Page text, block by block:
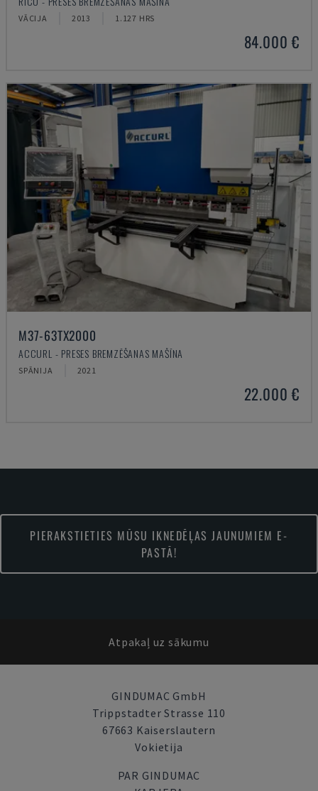
VĀCIJA 2013 1.127 HRS
84.000 €
M37-63TX2000
ACCURL - PRESES BREMZĒŠANAS MAŠĪNA
SPĀNIJA 2021
22.000 €
PIERAKSTIETIES MŪSU IKNEDĒĻAS JAUNUMIEM E-
PASTĀ!
Atpakaļ uz sākumu
GINDUMAC GmbH
Trippstadter Strasse 110
67663 Kaiserslautern
Vokietija
PAR GINDUMAC